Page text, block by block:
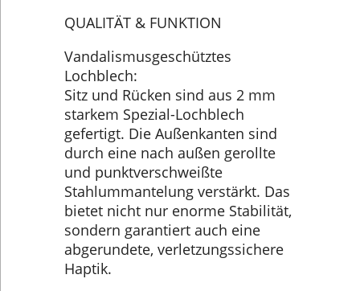
QUALITÄT & FUNKTION
Vandalismusgeschütztes
Lochblech:
Sitz und Rücken sind aus 2 mm
starkem Spezial-Lochblech
gefertigt. Die Außenkanten sind
durch eine nach außen gerollte
und punktverschweißte
Stahlummantelung verstärkt. Das
bietet nicht nur enorme Stabilität,
sondern garantiert auch eine
abgerundete, verletzungssichere
Haptik.